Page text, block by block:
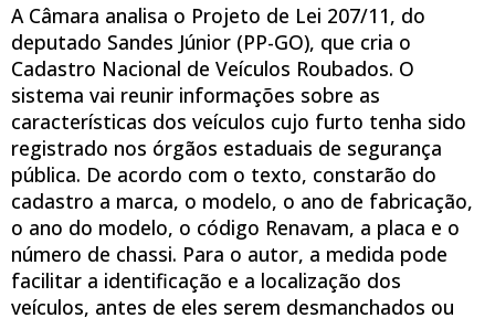
A Câmara analisa o Projeto de Lei 207/11, do
deputado Sandes Júnior (PP-GO), que cria o
Cadastro Nacional de Veículos Roubados. O
sistema vai reunir informações sobre as
características dos veículos cujo furto tenha sido
registrado nos órgãos estaduais de segurança
pública. De acordo com o texto, constarão do
cadastro a marca, o modelo, o ano de fabricação,
o ano do modelo, o código Renavam, a placa e o
número de chassi. Para o autor, a medida pode
facilitar a identificação e a localização dos
veículos, antes de eles serem desmanchados ou